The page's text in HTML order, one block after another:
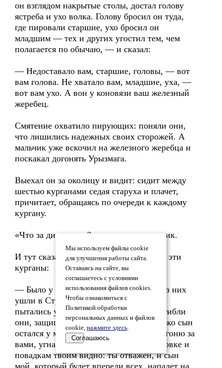
он взглядом накрытые столы, достал голову
ястреба и ухо волка. Голову бросил он туда,
где пировали старшие, ухо бросил он
младшим — тех и других угостил тем, чем
полагается по обычаю, — и сказал:
— Недоставало вам, старшие, головы, — вот
вам голова. Не хватало вам, младшие, уха, —
вот вам ухо. А вон у коновязи ваш железный
жеребец.
Смятение охватило пирующих: поняли они,
что лишились надежных своих сторожей. А
мальчик уже вскочил на железного жеребца и
поскакал догонять Урызмага.
Выехал он за околицу и видит: сидит между
шестью курганами седая старуха и плачет,
причитает, обращаясь по очереди к каждому
кургану.
«Что за диво такое?» — подумал мальчик.
И тут сказала ему старуха, указывая на эти
курганы:
— Было у меня семь сыновей. Шесть из них
ушли в Страну мертвых. Когда враги
пытались угнать стада терк-турков, погибли
они, защищая их достояние. Один только сын
остался у меня. Знаю, поскачет он в погоню за
вами, угнавшими наши стада. По сноровке и
повадкам твоим видно: ты отважен, и сын
мой, который будет впереди всех, нападет на
Мы используем файлы cookie
для улучшения работы сайта.
Оставаясь на сайте, вы
соглашаетесь с условиями
использования файлов cookies.
Чтобы ознакомиться с
Политикой обработки
персональных данных и файлов
cookie, нажмите здесь.
Соглашаюсь